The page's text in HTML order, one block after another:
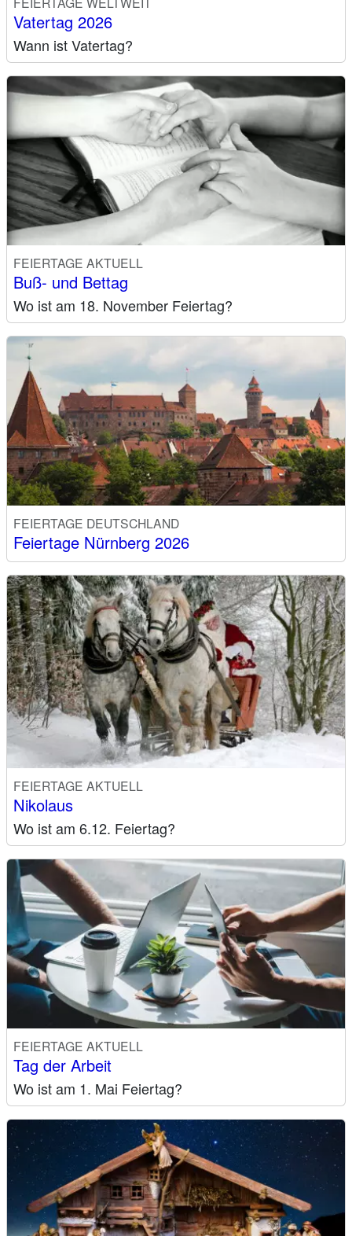
Vatertag 2026
Wann ist Vatertag?
FEIERTAGE AKTUELL
Buß- und Bettag
Wo ist am 18. November Feiertag?
FEIERTAGE DEUTSCHLAND
Feiertage Nürnberg 2026
FEIERTAGE AKTUELL
Nikolaus
Wo ist am 6.12. Feiertag?
FEIERTAGE AKTUELL
Tag der Arbeit
Wo ist am 1. Mai Feiertag?